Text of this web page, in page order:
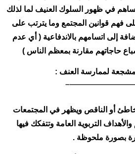
في ظهور السلوك العنيف لما لذلك
فهم قوانين المجتمع وما يترتب على
إلى اتسامهم بالاندفاعية ( أي عدم
حاجاتهم مقارنة بمعظم الناس )
لممارسة العنف :
أو الناقص ويظهر في المجتمعات
والأهداف التربوية العامة وتتفكك فيها
بصورة ملحوظة .